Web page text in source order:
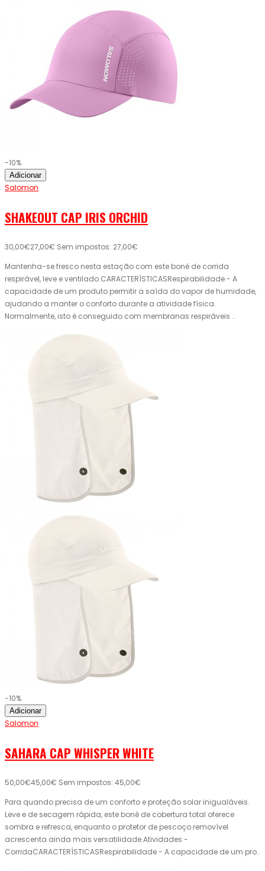
-10%
Adicionar
Salomon
SHAKEOUT CAP IRIS ORCHID
30,00€27,00€ Sem impostos: 27,00€
Mantenha-se fresco nesta estação com este boné de corrida
respirável, leve e ventilado.CARACTERÍSTICASRespirabilidade - A
capacidade de um produto permitir a saída do vapor de humidade,
ajudando a manter o conforto durante a atividade física.
Normalmente, isto é conseguido com membranas respiráveis ..
-10%
Adicionar
Salomon
SAHARA CAP WHISPER WHITE
50,00€45,00€ Sem impostos: 45,00€
Para quando precisa de um conforto e proteção solar inigualáveis.
Leve e de secagem rápida, este boné de cobertura total oferece
sombra e refresca, enquanto o protetor de pescoço removível
acrescenta ainda mais versatilidade.Atividades -
CorridaCARACTERÍSTICASRespirabilidade - A capacidade de um pro..